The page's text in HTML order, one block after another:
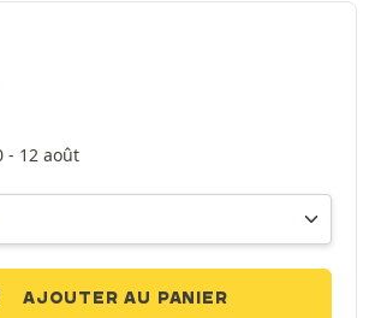
- 12 août
AJOUTER AU PANIER